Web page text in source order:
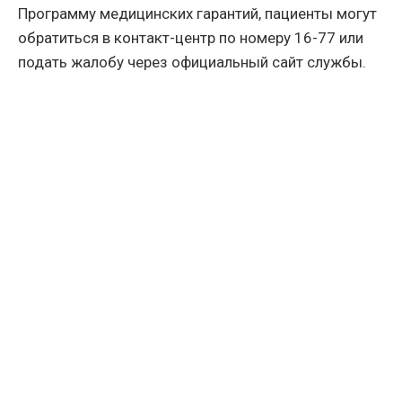
Программу медицинских гарантий, пациенты могут
обратиться в контакт-центр по номеру 16-77 или
подать жалобу через официальный сайт службы.